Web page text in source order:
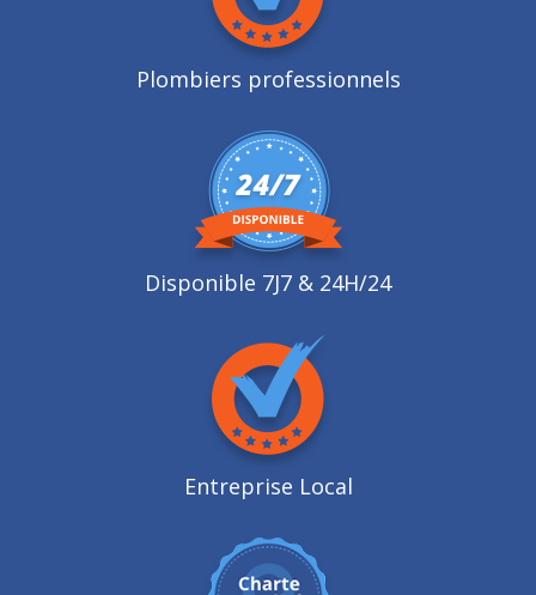
Plombiers professionnels
Disponible 7J7 & 24H/24
Entreprise Local